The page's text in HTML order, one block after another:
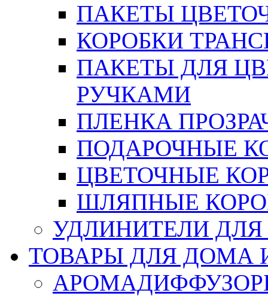
ПАКЕТЫ
КОРОБКИ
ПАКЕТЫ ДЛЯ
РУЧКАМИ
ПЛЕНКА
ПОДАРОЧНЫЕ
ЦВЕТОЧНЫЕ
ШЛЯПНЫЕ
УДЛИНИТЕЛИ
ТОВАРЫ ДЛЯ ДОМА